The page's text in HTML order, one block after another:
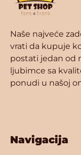
Naše najveće
vrati da kupuje
postati jedan od
ljubimce sa
ponudi u našoj
Navigacija